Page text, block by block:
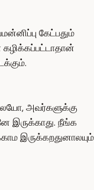
கேட்பதும்
அவர்களுக்கு
இருக்காது. நீங்க
இருக்கறதுனாலயும்